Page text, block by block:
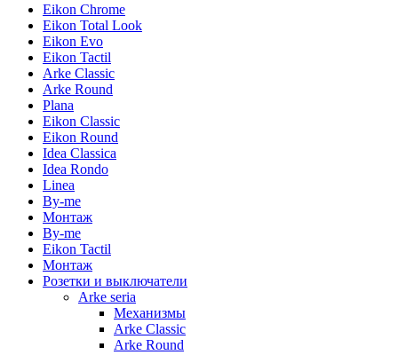
Eikon Chrome
Eikon Total Look
Eikon Evo
Eikon Tactil
Arke Classic
Arke Round
Plana
Eikon Classic
Eikon Round
Idea Classica
Idea Rondo
Linea
By-me
Монтаж
By-me
Eikon Tactil
Монтаж
Розетки и выключатели
Arke seria
Механизмы
Arke Classic
Arke Round